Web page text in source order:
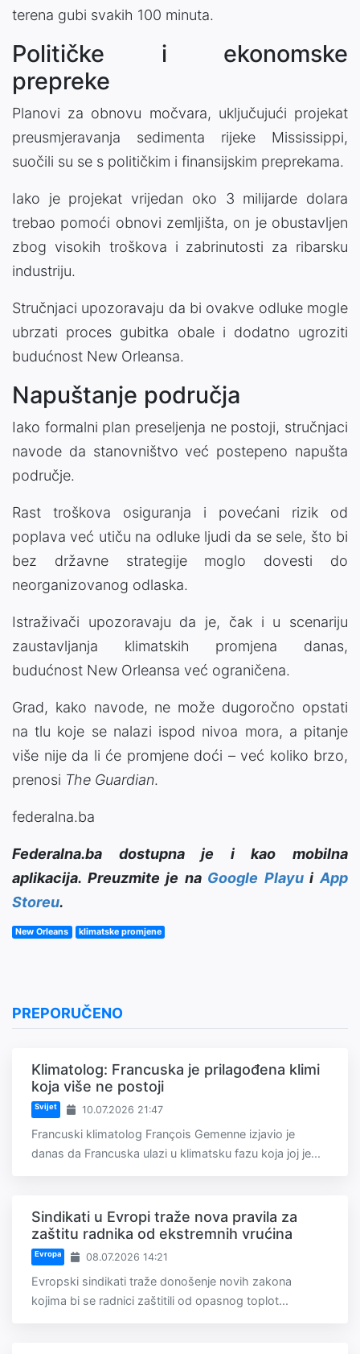
terena gubi svakih 100 minuta.
Političke i ekonomske
prepreke
Planovi za obnovu močvara, uključujući projekat
preusmjeravanja sedimenta rijeke Mississippi,
suočili su se s političkim i finansijskim preprekama.
Iako je projekat vrijedan oko 3 milijarde dolara
trebao pomoći obnovi zemljišta, on je obustavljen
zbog visokih troškova i zabrinutosti za ribarsku
industriju.
Stručnjaci upozoravaju da bi ovakve odluke mogle
ubrzati proces gubitka obale i dodatno ugroziti
budućnost New Orleansa.
Napuštanje područja
Iako formalni plan preseljenja ne postoji, stručnjaci
navode da stanovništvo već postepeno napušta
područje.
Rast troškova osiguranja i povećani rizik od
poplava već utiču na odluke ljudi da se sele, što bi
bez državne strategije moglo dovesti do
neorganizovanog odlaska.
Istraživači upozoravaju da je, čak i u scenariju
zaustavljanja klimatskih promjena danas,
budućnost New Orleansa već ograničena.
Grad, kako navode, ne može dugoročno opstati
na tlu koje se nalazi ispod nivoa mora, a pitanje
više nije da li će promjene doći – već koliko brzo,
prenosi The Guardian.
federalna.ba
Federalna.ba dostupna je i kao mobilna
aplikacija. Preuzmite je na Google PlayuiApp
Storeu.
New Orleans klimatske promjene
PREPORUČENO
Klimatolog: Francuska je prilagođena klimi
koja više ne postoji
Svijet 10.07.2026 21:47
Francuski klimatolog François Gemenne izjavio je
danas da Francuska ulazi u klimatsku fazu koja joj je...
Sindikati u Evropi traže nova pravila za
zaštitu radnika od ekstremnih vrućina
Evropa 08.07.2026 14:21
Evropski sindikati traže donošenje novih zakona
kojima bi se radnici zaštitili od opasnog toplot...